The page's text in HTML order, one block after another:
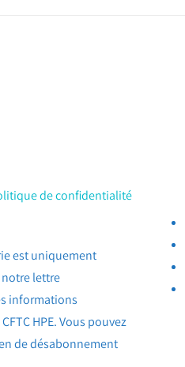
de confidentialité
est uniquement
lettre
informations
HPE. Vous pouvez
de désabonnement